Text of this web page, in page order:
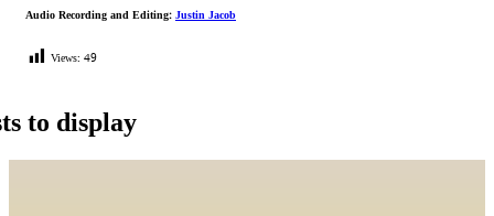
Audio Recording and Editing: Justin Jacob
Views: 49
to display